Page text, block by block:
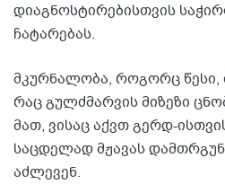
დიაგნოსტირებისთვის
ჩატარებას.
მკურნალობა, როგორც წესი,
რაც გულძმარვის მიზეზი
მათ, ვისაც აქვთ გერდ-
საცდელად მჟავას
აძლევენ.